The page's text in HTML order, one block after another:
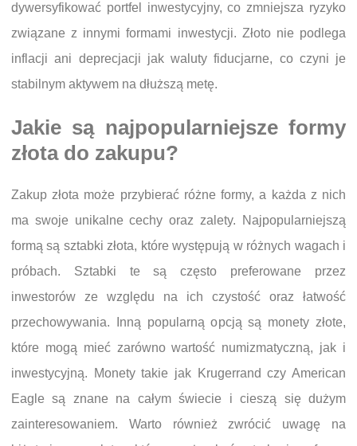
dywersyfikować portfel inwestycyjny, co zmniejsza ryzyko
związane z innymi formami inwestycji. Złoto nie podlega
inflacji ani deprecjacji jak waluty fiducjarne, co czyni je
stabilnym aktywem na dłuższą metę.
Jakie są najpopularniejsze formy
złota do zakupu?
Zakup złota może przybierać różne formy, a każda z nich
ma swoje unikalne cechy oraz zalety. Najpopularniejszą
formą są sztabki złota, które występują w różnych wagach i
próbach. Sztabki te są często preferowane przez
inwestorów ze względu na ich czystość oraz łatwość
przechowywania. Inną popularną opcją są monety złote,
które mogą mieć zarówno wartość numizmatyczną, jak i
inwestycyjną. Monety takie jak Krugerrand czy American
Eagle są znane na całym świecie i cieszą się dużym
zainteresowaniem. Warto również zwrócić uwagę na